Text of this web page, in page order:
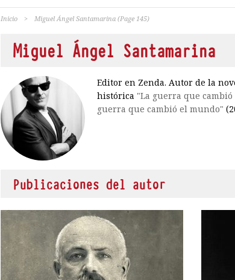
Inicio > Miguel Ángel Santamarina (Page 145)
Miguel Ángel Santamarina
Editor en Zenda. Autor de la
histórica "La guerra que cambió
guerra que cambió el mundo"
Publicaciones del autor